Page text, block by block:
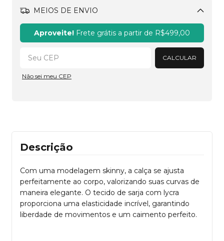
MEIOS DE ENVIO
Alterar CEP
Aproveite! Frete grátis a partir de R$499,00
CALCULAR
Não sei meu CEP
Descrição
Com uma modelagem skinny, a calça se ajusta
perfeitamente ao corpo, valorizando suas curvas de
maneira elegante. O tecido de sarja com lycra
proporciona uma elasticidade incrível, garantindo
liberdade de movimentos e um caimento perfeito.